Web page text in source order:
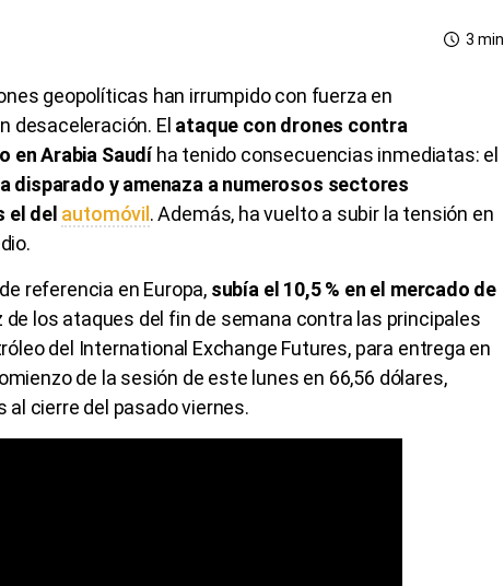
3 min
geopolíticas han irrumpido con fuerza en
desaceleración. El ataque con drones contra
en Arabia Saudíha tenido consecuencias inmediatas: el
disparado y amenaza a numerosos sectores
el del automóvil. Además, ha vuelto a subir la tensión en
referencia en Europa, subía el 10,5 % en el mercado de
de los ataques del fin de semana contra las principales
del International Exchange Futures, para entrega en
de la sesión de este lunes en 66,56 dólares,
al cierre del pasado viernes.